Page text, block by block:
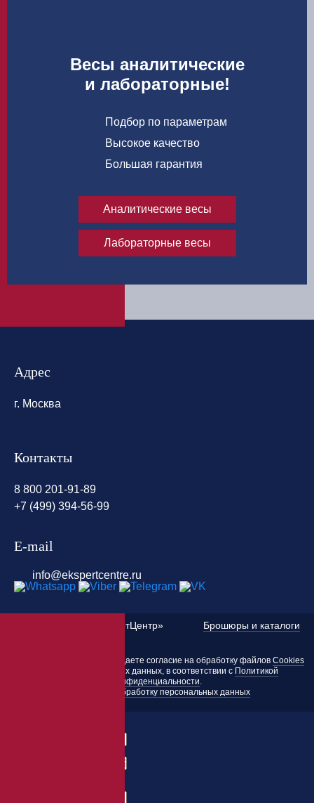
Весы аналитические
и лабораторные!
Подбор по параметрам
Высокое качество
Большая гарантия
Аналитические весы
Лабораторные весы
Адрес
г. Москва
Контакты
8 800 201-91-89
+7 (499) 394-56-99
E-mail
info@ekspertcentre.ru
2010 — 2026 «ЭкспертЦентр» Брошюры и каталоги
Пользуясь этим сайтом, вы даете согласие на обработку файлов Cookies
и других персональных данных, в соответствии с Политикой
конфиденциальности.
Согласие на обработку персональных данных